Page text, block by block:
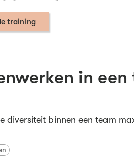
training
in een
diversiteit binnen een team